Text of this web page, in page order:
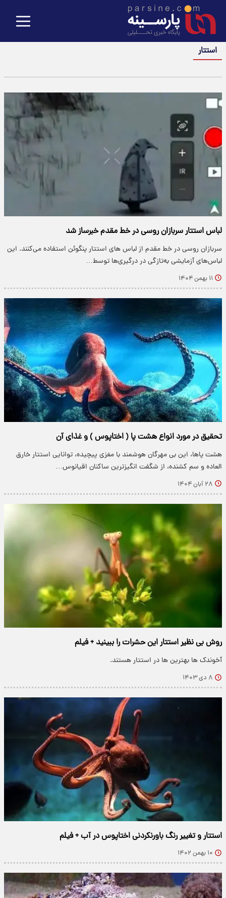
استتار
لباس استتار سربازان روسی در خط مقدم خبرساز شد
سربازان روسی در خط مقدم از لباس های استتار پنگوئن استفاده می‌کنند. این
لباس‌های آزمایشی به‌تازگی در درگیری‌ها توسط…
۱۱ بهمن ۱۴۰۴
تحقیق در مورد انواع هشت پا ( اختاپوس ) و غذای آن
هشت پاها، این بی مهرگان هوشمند با مغزی پیچیده، توانایی استتار خارق
العاده و سم کشنده، از شگفت انگیزترین ساکنان اقیانوس…
۲۸ آبان ۱۴۰۴
روش بی نظیر استتار این حشرات را ببینید + فیلم
آخوندک ها بهترین ها در استتار هستند.
۸ دی ۱۴۰۳
استتار و تغییر رنگ باورنکردنی اختاپوس در آب + فیلم
۱۰ بهمن ۱۴۰۲